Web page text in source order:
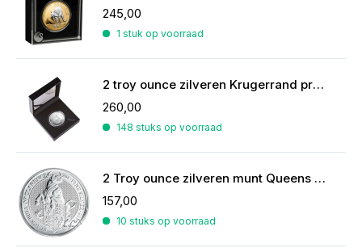
245,00
1 stuk op voorraad
2 troy ounce zilveren Krugerrand proof 2023
260,00
148 stuks op voorraad
2 Troy ounce zilveren munt Queens Beasts Black Bull 2018
157,00
10 stuks op voorraad